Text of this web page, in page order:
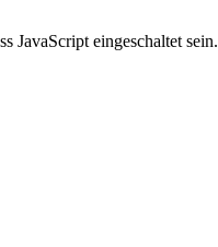
JavaScript eingeschaltet sein.